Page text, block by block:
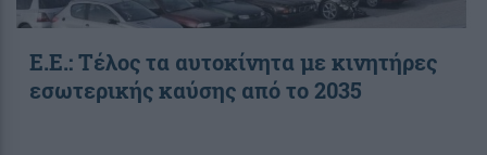
Ε.Ε.: Τέλος τα αυτοκίνητα με κινητήρες
εσωτερικής καύσης από το 2035